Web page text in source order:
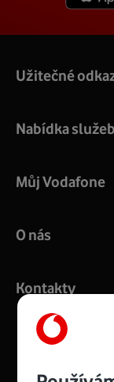
Užitečné
Nabídka služeb
Můj Vodafone
O nás
Kontakty